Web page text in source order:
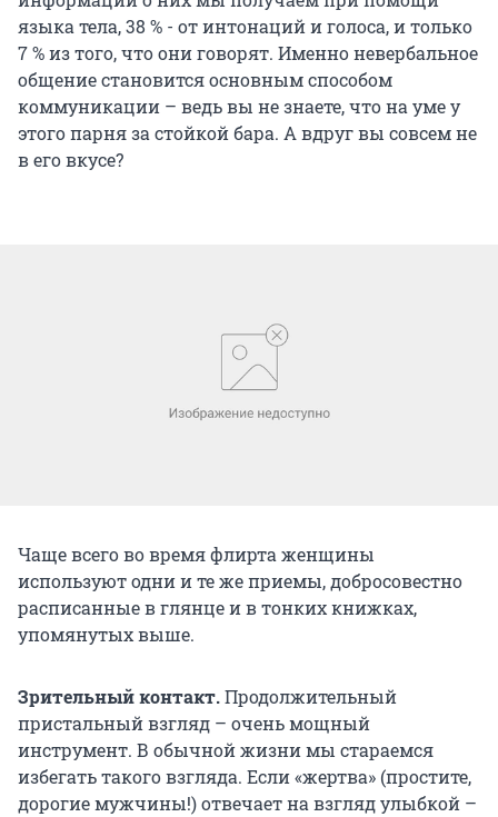
языка тела, 38 % - от интонаций и голоса, и только
7 % из того, что они говорят. Именно невербальное
общение становится основным способом
коммуникации – ведь вы не знаете, что на уме у
этого парня за стойкой бара. А вдруг вы совсем не
в его вкусе?
Чаще всего во время флирта женщины
используют одни и те же приемы, добросовестно
расписанные в глянце и в тонких книжках,
упомянутых выше.
Зрительный контакт.Продолжительный
пристальный взгляд – очень мощный
инструмент. В обычной жизни мы стараемся
избегать такого взгляда. Если «жертва» (простите,
дорогие мужчины!) отвечает на взгляд улыбкой –